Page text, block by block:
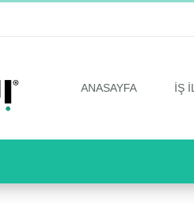
ANASAYFA İŞ